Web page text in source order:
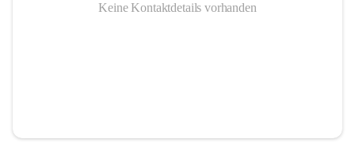
Keine Kontaktdetails vorhanden